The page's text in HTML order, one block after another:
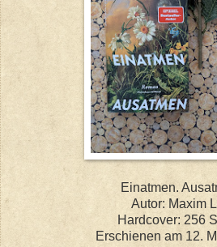
Einatmen.
Autor: Maxim
Hardcover: 256
Erschienen am 12.